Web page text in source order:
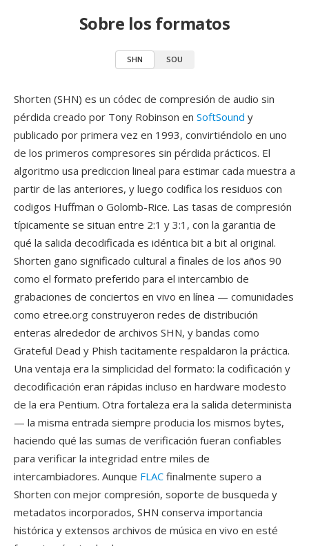
Sobre los formatos
SHN SOU
Shorten (SHN) es un códec de compresión de audio sin
pérdida creado por Tony Robinson en SoftSound y
publicado por primera vez en 1993, convirtiéndolo en uno
de los primeros compresores sin pérdida prácticos. El
algoritmo usa prediccion lineal para estimar cada muestra a
partir de las anteriores, y luego codifica los residuos con
codigos Huffman o Golomb-Rice. Las tasas de compresión
típicamente se situan entre 2:1 y 3:1, con la garantia de
qué la salida decodificada es idéntica bit a bit al original.
Shorten gano significado cultural a finales de los años 90
como el formato preferido para el intercambio de
grabaciones de conciertos en vivo en línea — comunidades
como etree.org construyeron redes de distribución
enteras alrededor de archivos SHN, y bandas como
Grateful Dead y Phish tacitamente respaldaron la práctica.
Una ventaja era la simplicidad del formato: la codificación y
decodificación eran rápidas incluso en hardware modesto
de la era Pentium. Otra fortaleza era la salida determinista
— la misma entrada siempre producia los mismos bytes,
haciendo qué las sumas de verificación fueran confiables
para verificar la integridad entre miles de
intercambiadores. Aunque FLAC finalmente supero a
Shorten con mejor compresión, soporte de busqueda y
metadatos incorporados, SHN conserva importancia
histórica y extensos archivos de música en vivo en esté